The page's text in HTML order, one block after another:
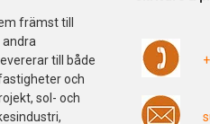
främst till
till både
och
sol- och